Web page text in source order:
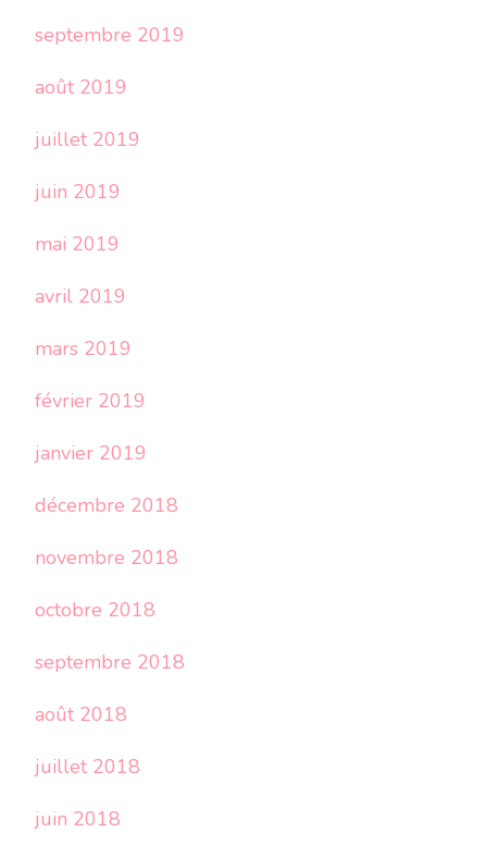
septembre 2019
août 2019
juillet 2019
juin 2019
mai 2019
avril 2019
mars 2019
février 2019
janvier 2019
décembre 2018
novembre 2018
octobre 2018
septembre 2018
août 2018
juillet 2018
juin 2018